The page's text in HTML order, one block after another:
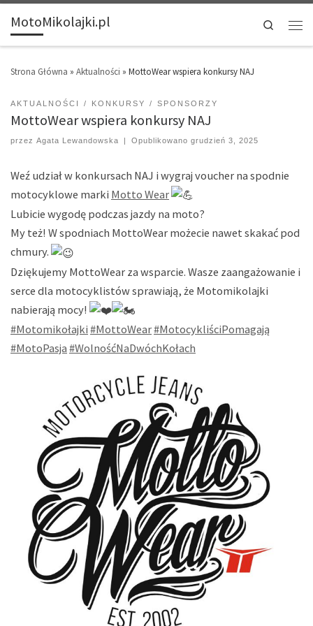
MotoMikolajki.pl Search
Strona Główna » Aktualności » MottoWear wspiera konkursy NAJ
AKTUALNOŚCI KONKURSY SPONSORZY
MottoWear wspiera konkursy NAJ
przez Agata Lewandowska | Opublikowanogrudzień 3, 2025
Weź udział w konkursach NAJ i wygraj voucher na spodnie
motocyklowe marki Motto Wear
Lubicie wygodę podczas jazdy na moto?
My też! W spodniach MottoWear możecie nawet skakać pod
chmury.
Dziękujemy MottoWear za wsparcie. Wasze zaangażowanie i
serce dla motocyklistów sprawiają, że Motomikolajki
nabierają mocy!
#Motomikołajki #MottoWear#MotocykliściPomagają
#MotoPasja #WolnośćNaDwóchKołach